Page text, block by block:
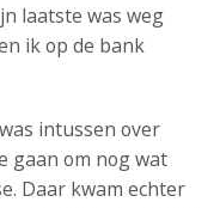
laatste was weg
ik op de bank
intussen over
gaan om nog wat
Daar kwam echter